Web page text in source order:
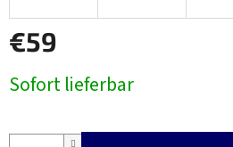
€59
Sofort lieferbar